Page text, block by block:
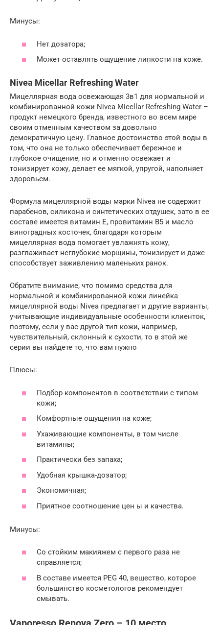
Минусы:
Нет дозатора;
Может оставлять ощущение липкости на коже.
Nivea Micellar Refreshing Water
Мицеллярная вода освежающая 3в1 для нормальной и
комбинированной кожи Nivea Micellar Refreshing Water –
продукт немецкого бренда, известного во всем мире
своим отменным качеством за довольно
демократичную цену. Главное достоинство этой воды в
том, что она не только обеспечивает бережное и
глубокое очищение, но и отменно освежает и
тонизирует кожу, делает ее мягкой, упругой, наполняет
здоровьем.
Формула мицеллярной воды марки Nivea не содержит
парабенов, силикона и синтетических отдушек, зато в ее
составе имеется витамин Е, провитамин В5 и масло
виноградных косточек, благодаря которым
мицеллярная вода помогает увлажнять кожу,
разглаживает неглубокие морщины, тонизирует и даже
способствует заживлению маленьких ранок.
Обратите внимание, что помимо средства для
нормальной и комбинированной кожи линейка
мицеллярной воды Nivea предлагает и другие варианты,
учитывающие индивидуальные особенности клиенток,
поэтому, если у вас другой тип кожи, например,
чувствительный, склонный к сухости, то в этой же
серии вы найдете то, что вам нужно
Плюсы:
Подбор компонентов в соответствии с типом
кожи;
Комфортные ощущения на коже;
Ухаживающие компоненты, в том числе
витамины;
Практически без запаха;
Удобная крышка-дозатор;
Экономичная;
Приятное соотношение цен ы и качества.
Минусы:
Со стойким макияжем с первого раза не
справляется;
В составе имеется PEG 40, вещество, которое
большинство косметологов рекомендует
смывать.